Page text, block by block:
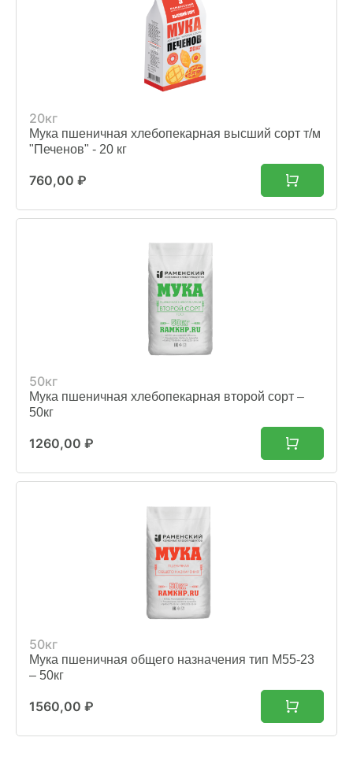
20кг
Мука пшеничная хлебопекарная высший сорт т/м
"Печенов" - 20 кг
760,00 ₽
50кг
Мука пшеничная хлебопекарная второй сорт –
50кг
1260,00 ₽
50кг
Мука пшеничная общего назначения тип М55-23
– 50кг
1560,00 ₽